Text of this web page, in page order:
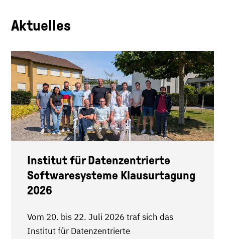
Aktuelles
Institut für Datenzentrierte
Softwaresysteme Klausurtagung
2026
Vom 20. bis 22. Juli 2026 traf sich das
Institut für Datenzentrierte